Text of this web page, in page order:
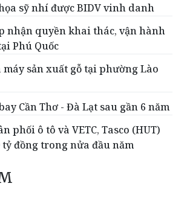
sỹ nhí được BIDV vinh danh
nhận quyền khai thác, vận hành
Phú Quốc
sản xuất gỗ tại phường Lào
Cần Thơ - Đà Lạt sau gần 6 năm
phối ô tô và VETC, Tasco (HUT)
tỷ đồng trong nửa đầu năm